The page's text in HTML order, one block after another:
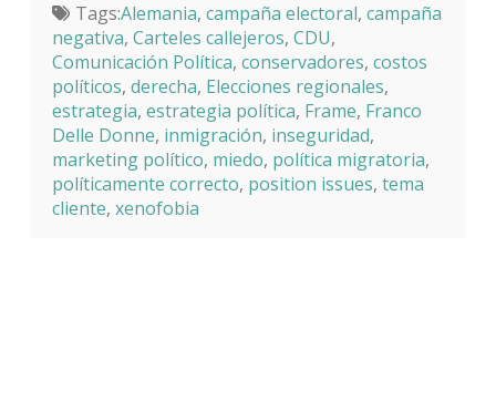
Tags:Alemania, campaña electoral, campaña
negativa, Carteles callejeros, CDU,
Comunicación Política, conservadores, costos
políticos, derecha, Elecciones regionales,
estrategia, estrategia política, Frame, Franco
Delle Donne, inmigración, inseguridad,
marketing político, miedo, política migratoria,
políticamente correcto, position issues, tema
cliente, xenofobia